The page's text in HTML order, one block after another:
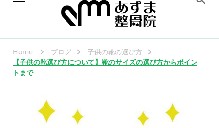
あずま整骨院
めの手技による整体、産後の骨盤矯正な
らあずま整骨院におまかせください。
Home ブログ
子供の靴の選び方
【子供の靴選び方について】靴のサイズの選び方からポイン
トまで